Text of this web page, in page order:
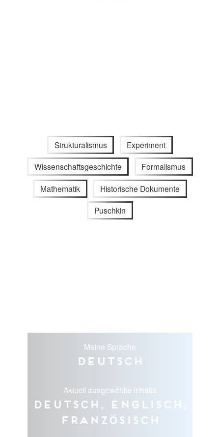
Strukturalismus Experiment
Wissenschaftsgeschichte Formalismus
Mathematik Historische Dokumente
Puschkin
Meine Sprache
Deutsch
Aktuell ausgewählte Inhalte
Deutsch, Englisch,
Französisch